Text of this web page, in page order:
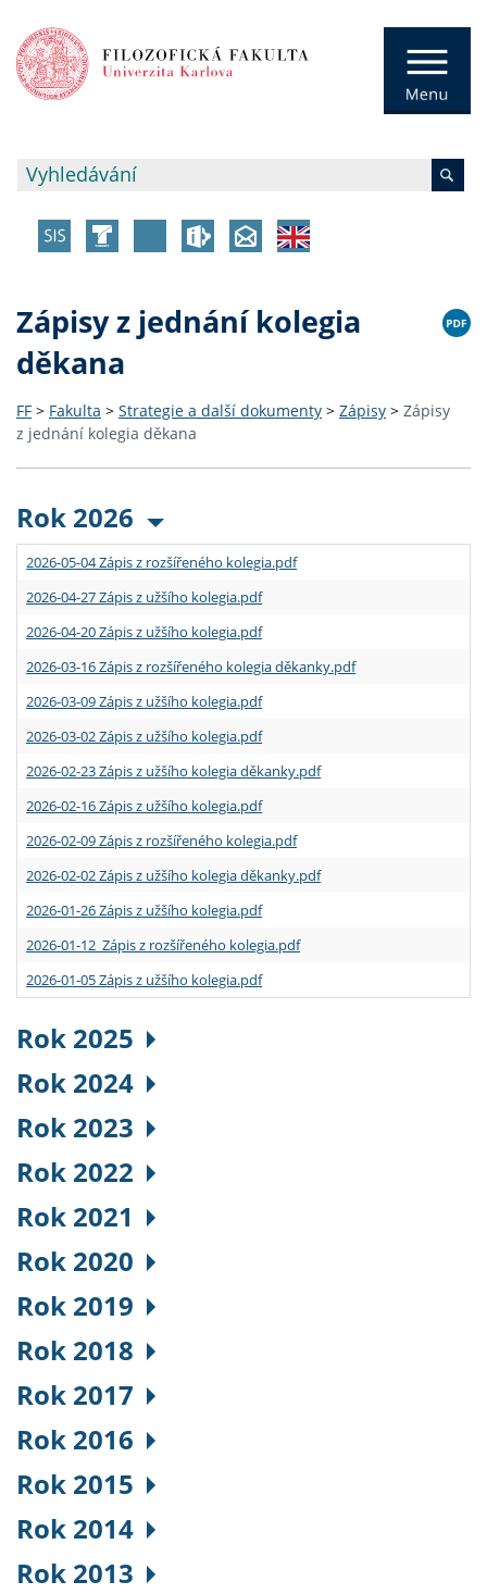
Zápisy z jednání kolegia
děkana
FF > Fakulta > Strategie a další dokumenty > Zápisy > Zápisy
z jednání kolegia děkana
Rok 2026
2026-05-04 Zápis z rozšířeného kolegia.pdf
2026-04-27 Zápis z užšího kolegia.pdf
2026-04-20 Zápis z užšího kolegia.pdf
2026-03-16 Zápis z rozšířeného kolegia děkanky.pdf
2026-03-09 Zápis z užšího kolegia.pdf
2026-03-02 Zápis z užšího kolegia.pdf
2026-02-23 Zápis z užšího kolegia děkanky.pdf
2026-02-16 Zápis z užšího kolegia.pdf
2026-02-09 Zápis z rozšířeného kolegia.pdf
2026-02-02 Zápis z užšího kolegia děkanky.pdf
2026-01-26 Zápis z užšího kolegia.pdf
2026-01-12 Zápis z rozšířeného kolegia.pdf
2026-01-05 Zápis z užšího kolegia.pdf
Rok 2025
Rok 2024
Rok 2023
Rok 2022
Rok 2021
Rok 2020
Rok 2019
Rok 2018
Rok 2017
Rok 2016
Rok 2015
Rok 2014
Rok 2013